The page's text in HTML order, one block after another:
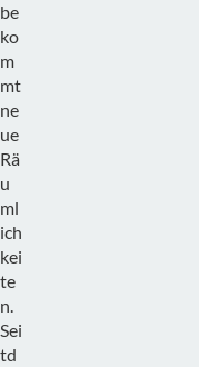
be
ko
m
mt
ne
ue
Rä
u
ml
ich
kei
te
n.
Sei
td